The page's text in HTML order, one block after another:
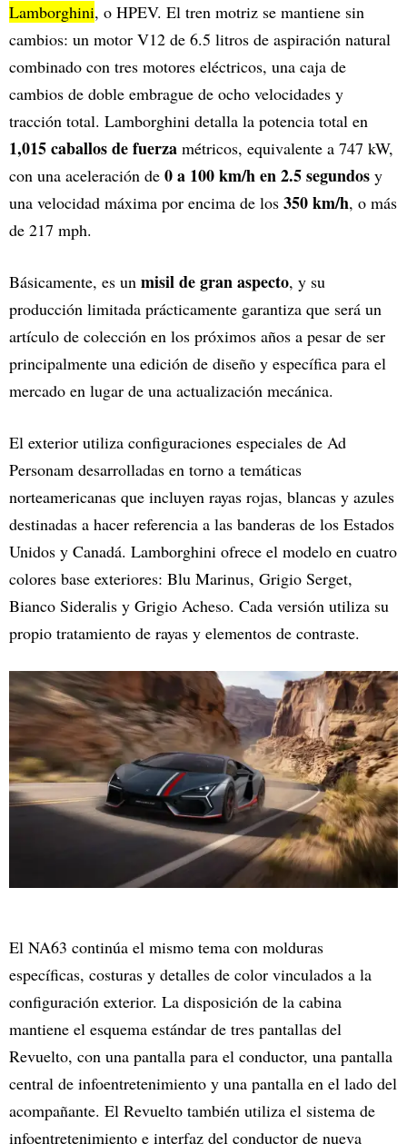
Lamborghini, o HPEV. El tren motriz se mantiene sin
cambios: un motor V12 de 6.5 litros de aspiración natural
combinado con tres motores eléctricos, una caja de
cambios de doble embrague de ocho velocidades y
tracción total. Lamborghini detalla la potencia total en
1,015 caballos de fuerza métricos, equivalente a 747 kW,
con una aceleración de 0 a 100 km/h en 2.5 segundos y
una velocidad máxima por encima de los 350 km/h, o más
de 217 mph.
Básicamente, es un misil de gran aspecto, y su
producción limitada prácticamente garantiza que será un
artículo de colección en los próximos años a pesar de ser
principalmente una edición de diseño y específica para el
mercado en lugar de una actualización mecánica.
El exterior utiliza configuraciones especiales de Ad
Personam desarrolladas en torno a temáticas
norteamericanas que incluyen rayas rojas, blancas y azules
destinadas a hacer referencia a las banderas de los Estados
Unidos y Canadá. Lamborghini ofrece el modelo en cuatro
colores base exteriores: Blu Marinus, Grigio Serget,
Bianco Sideralis y Grigio Acheso. Cada versión utiliza su
propio tratamiento de rayas y elementos de contraste.
El NA63 continúa el mismo tema con molduras
específicas, costuras y detalles de color vinculados a la
configuración exterior. La disposición de la cabina
mantiene el esquema estándar de tres pantallas del
Revuelto, con una pantalla para el conductor, una pantalla
central de infoentretenimiento y una pantalla en el lado del
acompañante. El Revuelto también utiliza el sistema de
infoentretenimiento e interfaz del conductor de nueva